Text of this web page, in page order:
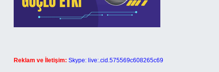
Reklam ve İletişim: Skype: live:.cid.575569c608265c69